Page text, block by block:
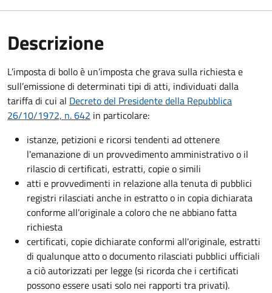
Descrizione
L’imposta di bollo è un’imposta che grava sulla richiesta e
sull’emissione di determinati tipi di atti, individuati dalla
tariffa di cui al Decreto del Presidente della Repubblica
26/10/1972, n. 642 in particolare:
istanze, petizioni e ricorsi tendenti ad ottenere
l'emanazione di un provvedimento amministrativo o il
rilascio di certificati, estratti, copie o simili
atti e provvedimenti in relazione alla tenuta di pubblici
registri rilasciati anche in estratto o in copia dichiarata
conforme all’originale a coloro che ne abbiano fatta
richiesta
certificati, copie dichiarate conformi all'originale, estratti
di qualunque atto o documento rilasciati pubblici ufficiali
a ciò autorizzati per legge (si ricorda che i certificati
possono essere usati solo nei rapporti tra privati).